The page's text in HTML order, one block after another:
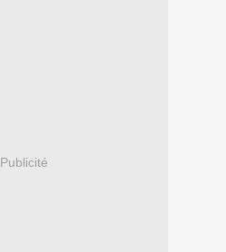
Publicité